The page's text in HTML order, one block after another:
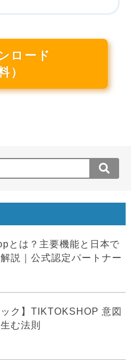
ロード
）
とは？主要機能と日本で
説｜公式認定パートナー
ック】TIKTOKSHOP 意図
む法則